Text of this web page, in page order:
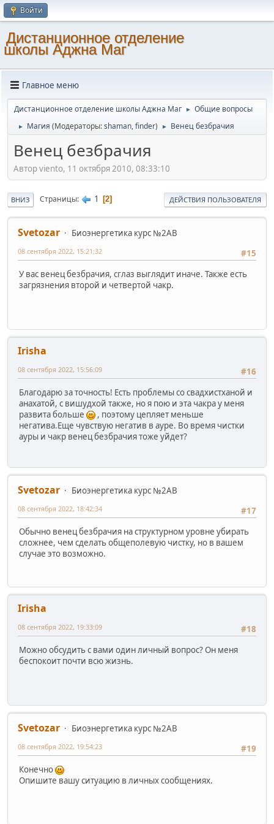
Войти
Дистанционное отделение
школы Аджна Маг
Главное меню
Дистанционное отделение школы Аджна Маг ► Общие вопросы
► Магия (Модераторы:shaman,finder) ► Венец безбрачия
Венец безбрачия
Автор viento, 11 октября 2010, 08:33:10
ВНИЗ Страницы 1 2 ДЕЙСТВИЯ ПОЛЬЗОВАТЕЛЯ
Svetozar
Биоэнергетика курс №2AB
#15
08 сентября 2022, 15:21:32
У вас венец безбрачия, сглаз выглядит иначе. Также есть
загрязнения второй и четвертой чакр.
Irisha
#16
08 сентября 2022, 15:56:09
Благодарю за точность! Есть проблемы со свадхистханой и
анахатой, с вишудхой также, но я пою и эта чакра у меня
развита больше
, поэтому цепляет меньше
негатива.Еще чувствую негатив в ауре. Во время чистки
ауры и чакр венец безбрачия тоже уйдет?
Svetozar
Биоэнергетика курс №2AB
#17
08 сентября 2022, 18:42:34
Обычно венец безбрачия на структурном уровне убирать
сложнее, чем сделать общеполевую чистку, но в вашем
случае это возможно.
Irisha
#18
08 сентября 2022, 19:33:09
Можно обсудить с вами один личный вопрос? Он меня
беспокоит почти всю жизнь.
Svetozar
Биоэнергетика курс №2AB
#19
08 сентября 2022, 19:54:23
Конечно
Опишите вашу ситуацию в личных сообщениях.